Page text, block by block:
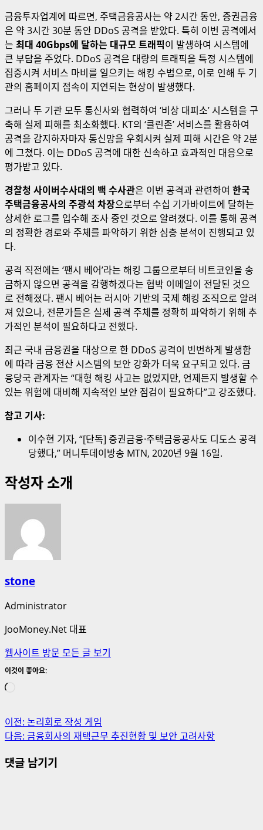
금융투자업계에 따르면, 주택금융공사는 약 2시간 동안, 증권금융
은 약 3시간 30분 동안 DDoS 공격을 받았다. 특히 이번 공격에서
는 최대 40Gbps에 달하는 대규모 트래픽이 발생하여 시스템에
큰 부담을 주었다. DDoS 공격은 대량의 트래픽을 특정 시스템에
집중시켜 서비스 마비를 일으키는 해킹 수법으로, 이로 인해 두 기
관의 홈페이지 접속이 지연되는 현상이 발생했다.
그러나 두 기관 모두 통신사와 협력하여 ‘비상 대피소’ 시스템을 구
축해 실제 피해를 최소화했다. KT의 ‘클린존’ 서비스를 활용하여
공격을 감지하자마자 통신망을 우회시켜 실제 피해 시간은 약 2분
에 그쳤다. 이는 DDoS 공격에 대한 신속하고 효과적인 대응으로
평가받고 있다.
경찰청 사이버수사대의 백 수사관은 이번 공격과 관련하여 한국
주택금융공사의 주광석 차장으로부터 수십 기가바이트에 달하는
상세한 로그를 입수해 조사 중인 것으로 알려졌다. 이를 통해 공격
의 정확한 경로와 주체를 파악하기 위한 심층 분석이 진행되고 있
다.
공격 직전에는 ‘팬시 베어’라는 해킹 그룹으로부터 비트코인을 송
금하지 않으면 공격을 감행하겠다는 협박 이메일이 전달된 것으
로 전해졌다. 팬시 베어는 러시아 기반의 국제 해킹 조직으로 알려
져 있으나, 전문가들은 실제 공격 주체를 정확히 파악하기 위해 추
가적인 분석이 필요하다고 전했다.
최근 국내 금융권을 대상으로 한 DDoS 공격이 빈번하게 발생함
에 따라 금융 전산 시스템의 보안 강화가 더욱 요구되고 있다. 금
융당국 관계자는 “대형 해킹 사고는 없었지만, 언제든지 발생할 수
있는 위험에 대비해 지속적인 보안 점검이 필요하다”고 강조했다.
참고 기사:
이수현 기자, “[단독] 증권금융·주택금융공사도 디도스 공격
당했다,” 머니투데이방송 MTN, 2020년 9월 16일.
작성자 소개
stone
Administrator
JooMoney.Net 대표
웹사이트 방문 모든 글 보기
이것이 좋아요:
중...
게
시
물
이전: 논리회로 작성 게임
다음: 금융회사의 재택근무 추진현황 및 보안 고려사항
댓글 남기기